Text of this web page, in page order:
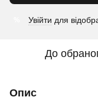
Увійти для
До
Опис